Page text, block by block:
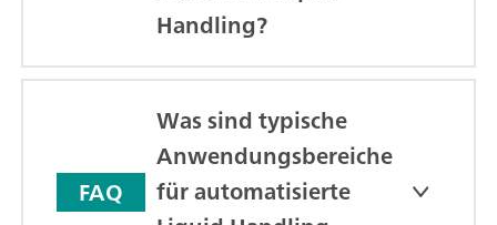
Handling?
FAQ
Was sind typische
Anwendungsbereiche
für automatisierte